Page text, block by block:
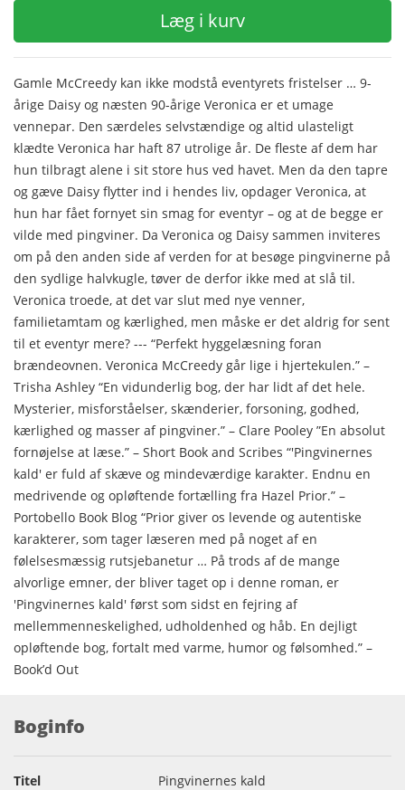
Læg i kurv
Gamle McCreedy kan ikke modstå eventyrets fristelser … 9-
årige Daisy og næsten 90-årige Veronica er et umage
vennepar. Den særdeles selvstændige og altid ulasteligt
klædte Veronica har haft 87 utrolige år. De fleste af dem har
hun tilbragt alene i sit store hus ved havet. Men da den tapre
og gæve Daisy flytter ind i hendes liv, opdager Veronica, at
hun har fået fornyet sin smag for eventyr – og at de begge er
vilde med pingviner. Da Veronica og Daisy sammen inviteres
om på den anden side af verden for at besøge pingvinerne på
den sydlige halvkugle, tøver de derfor ikke med at slå til.
Veronica troede, at det var slut med nye venner,
familietamtam og kærlighed, men måske er det aldrig for sent
til et eventyr mere? --- “Perfekt hyggelæsning foran
brændeovnen. Veronica McCreedy går lige i hjertekulen.” –
Trisha Ashley “En vidunderlig bog, der har lidt af det hele.
Mysterier, misforståelser, skænderier, forsoning, godhed,
kærlighed og masser af pingviner.” – Clare Pooley ”En absolut
fornøjelse at læse.” – Short Book and Scribes “'Pingvinernes
kald' er fuld af skæve og mindeværdige karakter. Endnu en
medrivende og opløftende fortælling fra Hazel Prior.” –
Portobello Book Blog “Prior giver os levende og autentiske
karakterer, som tager læseren med på noget af en
følelsesmæssig rutsjebanetur … På trods af de mange
alvorlige emner, der bliver taget op i denne roman, er
'Pingvinernes kald' først som sidst en fejring af
mellemmenneskelighed, udholdenhed og håb. En dejligt
opløftende bog, fortalt med varme, humor og følsomhed.” –
Book’d Out
Boginfo
Titel
Pingvinernes kald